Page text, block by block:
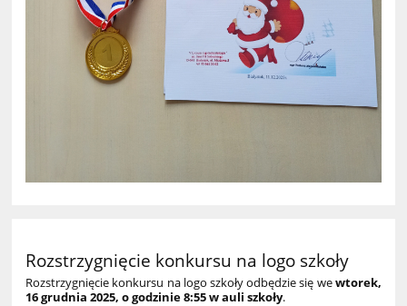
Rozstrzygnięcie konkursu na logo szkoły
Rozstrzygnięcie konkursu na logo szkoły odbędzie się wewtorek,
16 grudnia 2025, o godzinie 8:55 w auli szkoły.